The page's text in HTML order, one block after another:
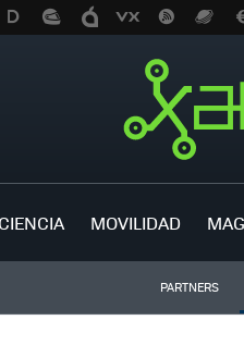
CIENCIA MOVILIDAD
PARTNERS